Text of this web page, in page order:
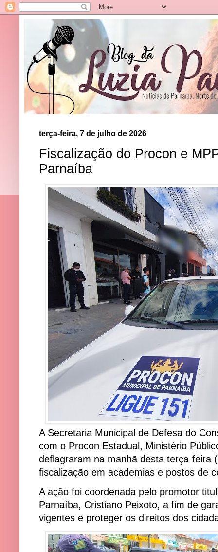
terça-feira, 7 de julho de 2026
Fiscalização do Procon e
Parnaíba
A Secretaria Municipal de Defesa do
com o Procon Estadual, Ministério
deflagraram na manhã desta terça-feira
fiscalização em academias e postos de
A ação foi coordenada pelo promotor
Parnaíba, Cristiano Peixoto, a fim de
vigentes e proteger os direitos dos